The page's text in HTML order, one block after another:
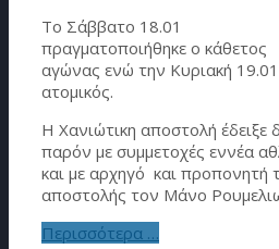
Το Σάββατο 18.01
πραγματοποιήθηκε ο κάθετος
αγώνας ενώ την Κυριακή
ατομικός.
Η Χανιώτικη αποστολή έδειξε
παρόν με συμμετοχές εννέα
και με αρχηγό και προπονητή
αποστολής τον Μάνο
Περισσότερα …